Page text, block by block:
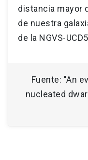
distancia mayor
de nuestra
de la NGVS-
Fuente: "An
nucleated